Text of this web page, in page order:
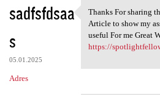
sadfsfdsaa
s
05.01.2025
Adres
Thanks For
Thanks For sharing
Article to show my
useful For me Great
https://